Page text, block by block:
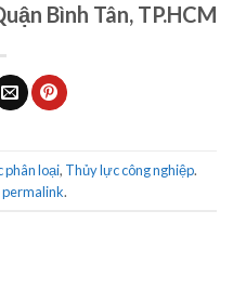
Bình Tân, TP.HCM
loại, Thủy lực công nghiệp.
permalink.